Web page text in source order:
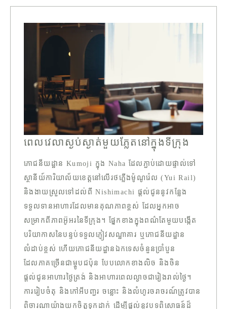
ពេលវេលាស្ងប់ស្ងាត់មួយភ្លែតនៅក្នុងទីក្រុង
ភោជនីយដ្ឋាន Kumoji ក្នុង Naha ដែលភ្ជាប់ដោយផ្ទាល់ទៅ
ស្ថានីយ៍ការិយាល័យខេត្តនៅលើរថភ្លើងម៉ូណូរ៉េល (Yui Rail)
និងងាយស្រួលទៅដល់ពី Nishimachi ផ្តល់ជូននូវកន្លែង
ទទួលទានអាហារដែលមានគុណភាពខ្ពស់ ដែលអ្នកអាច
សម្រាកពីភាពអ៊ូអរនៃទីក្រុង។ ផ្នែកខាងក្នុងពណ៌តែមួយបង្កើត
បរិយាកាសនៃបន្ទប់ទទួលភ្ញៀវសណ្ឋាគារ ឬភោជនីយដ្ឋាន
លំដាប់ខ្ពស់ ហើយភោជនីយដ្ឋានឯកទេសចំនួនប្រាំបួន
ដែលភាគច្រើនជាម្ហូបជប៉ុន បែបលោកខាងលិច និងចិន
ផ្តល់ជូនអាហារថ្ងៃត្រង់ និងអាហារពេលល្ងាចជារៀងរាល់ថ្ងៃ។
ការរៀបចំតុ និងកៅអីបញ្ជរ ចន្លោះ និងលំហូរចរាចរណ៍ត្រូវបាន
ពិចារណាយ៉ាងយកចិត្តទុកដាក់ ដើម្បីផ្តល់នូវបទពិសោធន៍ដ៏